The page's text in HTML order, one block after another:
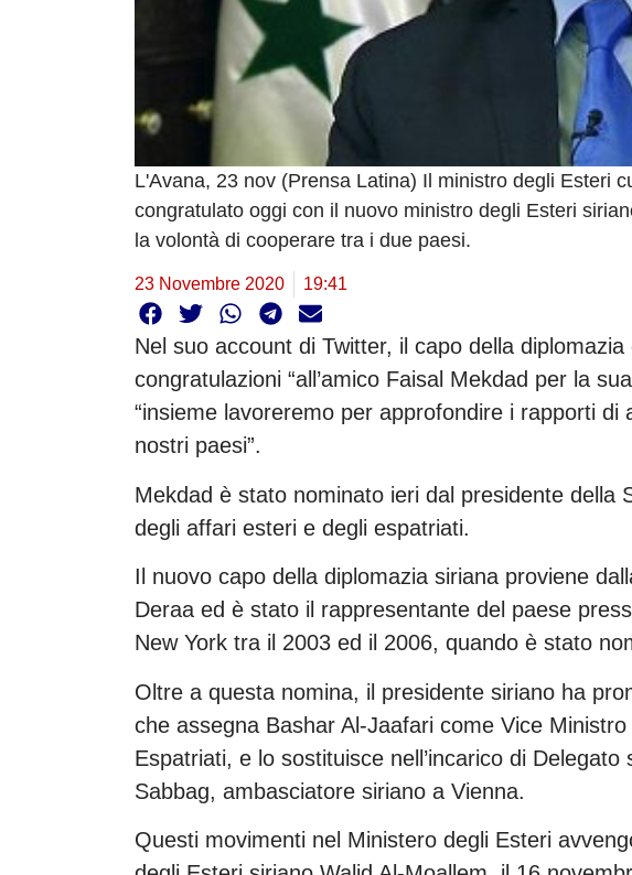
L'Avana, 23 nov (Prensa Latina) Il ministro degli Esteri
congratulato oggi con il nuovo ministro degli Esteri
la volontà di cooperare tra i due paesi.
23 Novembre 2020 19:41
Nel suo account di Twitter, il capo della diplomazia
congratulazioni “all’amico Faisal Mekdad per la
“insieme lavoreremo per approfondire i rapporti di
nostri paesi”.
Mekdad è stato nominato ieri dal presidente della
degli affari esteri e degli espatriati.
Il nuovo capo della diplomazia siriana proviene
Deraa ed è stato il rappresentante del paese
New York tra il 2003 ed il 2006, quando è stato
Oltre a questa nomina, il presidente siriano ha
che assegna Bashar Al-Jaafari come Vice
Espatriati, e lo sostituisce nell’incarico di Delegato
Sabbag, ambasciatore siriano a Vienna.
Questi movimenti nel Ministero degli Esteri